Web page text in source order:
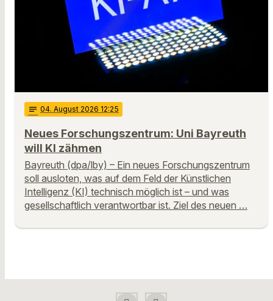
notes 04. August 2026 12:25
Neues Forschungszentrum: Uni Bayreuth
will KI zähmen
Bayreuth (dpa/lby) – Ein neues Forschungszentrum
soll ausloten, was auf dem Feld der Künstlichen
Intelligenz (KI) technisch möglich ist – und was
gesellschaftlich verantwortbar ist. Ziel des neuen …